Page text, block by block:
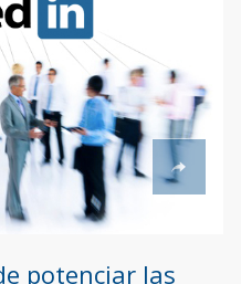
potenciar las